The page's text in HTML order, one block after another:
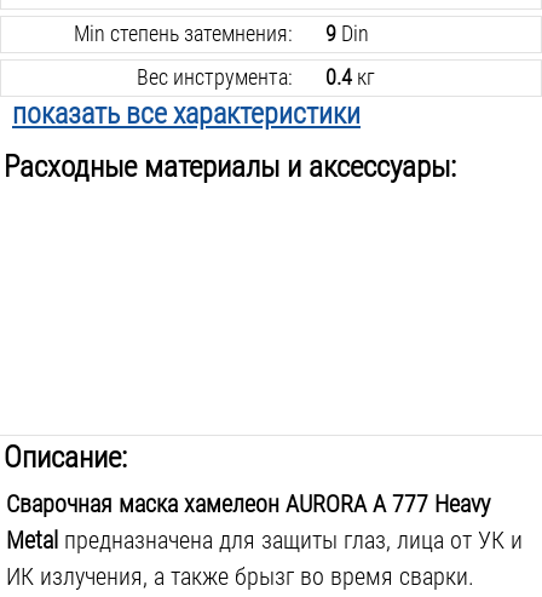
Min степень затемнения:
9Din
Вес инструмента:
0.4кг
Количество оптических датчиков:
4шт.
Регулятор затемнения:
есть
показать все характеристики
Расходные материалы и аксессуары:
Описание:
Сварочная маска хамелеон AURORA A 777 Heavy
Metal предназначена для защиты глаз, лица от УК и
ИК излучения, а также брызг во время сварки.